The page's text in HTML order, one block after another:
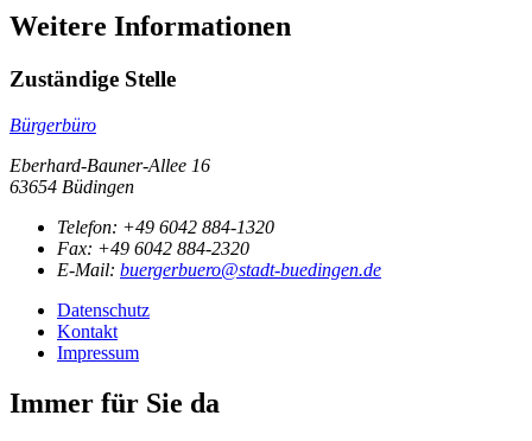
Weitere Informationen
Zuständige Stelle
Bürgerbüro
Eberhard-Bauner-Allee 16
63654 Büdingen
Telefon: +49 6042 884-1320
Fax: +49 6042 884-2320
E-Mail: buergerbuero@stadt-buedingen.de
Datenschutz
Kontakt
Impressum
Immer für Sie da